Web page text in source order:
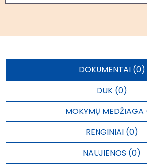
DOKUMENTAI (0)
DUK (0)
MOKYMŲ
RENGINIAI (0)
NAUJIENOS (0)